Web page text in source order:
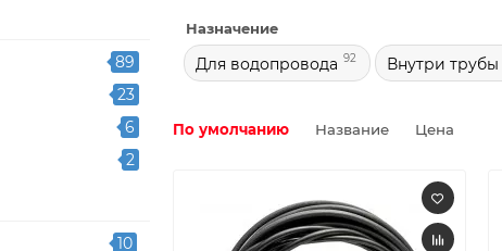
89
23
6
2
10
Назначение
Для водопровода 92 Внутри трубы
По умолчанию Название Цена